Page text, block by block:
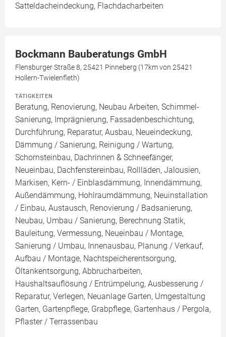
Satteldacheindeckung, Flachdacharbeiten
Bockmann Bauberatungs GmbH
Flensburger Straße 8, 25421 Pinneberg (17km von 25421
Hollern-Twielenfleth)
TÄTIGKEITEN
Beratung, Renovierung, Neubau Arbeiten, Schimmel-
Sanierung, Imprägnierung, Fassadenbeschichtung,
Durchführung, Reparatur, Ausbau, Neueindeckung,
Dämmung / Sanierung, Reinigung / Wartung,
Schornsteinbau, Dachrinnen & Schneefänger,
Neueinbau, Dachfenstereinbau, Rollläden, Jalousien,
Markisen, Kern- / Einblasdämmung, Innendämmung,
Außendämmung, Hohlraumdämmung, Neuinstallation
/ Einbau, Austausch, Renovierung / Badsanierung,
Neubau, Umbau / Sanierung, Berechnung Statik,
Bauleitung, Vermessung, Neueinbau / Montage,
Sanierung / Umbau, Innenausbau, Planung / Verkauf,
Aufbau / Montage, Nachtspeicherentsorgung,
Öltankentsorgung, Abbrucharbeiten,
Haushaltsauflösung / Entrümpelung, Ausbesserung /
Reparatur, Verlegen, Neuanlage Garten, Umgestaltung
Garten, Gartenpflege, Grabpflege, Gartenhaus / Pergola,
Pflaster / Terrassenbau